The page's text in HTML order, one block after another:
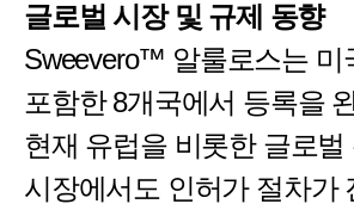
글로벌 시장 및 규제 동향
Sweevero™ 알룰로스는 미
포함한 8개국에서 등록을
현재 유럽을 비롯한 글로벌
시장에서도 인허가 절차가